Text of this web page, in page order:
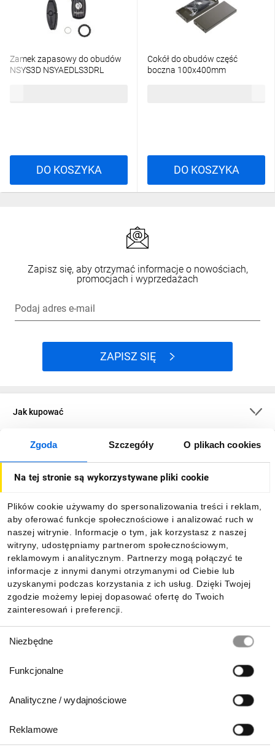
Zgoda Szczegóły O plikach cookies
Na tej stronie są wykorzystywane pliki cookie
Plików cookie używamy do spersonalizowania treści i reklam,
aby oferować funkcje społecznościowe i analizować ruch w
naszej witrynie. Informacje o tym, jak korzystasz z naszej
witryny, udostępniamy partnerom społecznościowym,
reklamowym i analitycznym. Partnerzy mogą połączyć te
informacje z innymi danymi otrzymanymi od Ciebie lub
uzyskanymi podczas korzystania z ich usług. Dzięki Twojej
zgodzie możemy lepiej dopasować ofertę do Twoich
zainteresowań i preferencji.
zgody
Niezbędne
Funkcjonalne
Analityczne / wydajnościowe
Reklamowe
Zamek zapasowy do obudów
NSYS3D NSYAEDLS3DRL
DO KOSZYKA
Cokół do obudów część
boczna 100x400mm
DO KOSZYKA
Zapisz się, aby otrzymać informacje o nowościach,
promocjach i wyprzedażach
Podaj adres e-mail
ZAPISZ SIĘ
Jak kupować
O firmie
Informacje
Pobierz naszą aplikację mobilną: